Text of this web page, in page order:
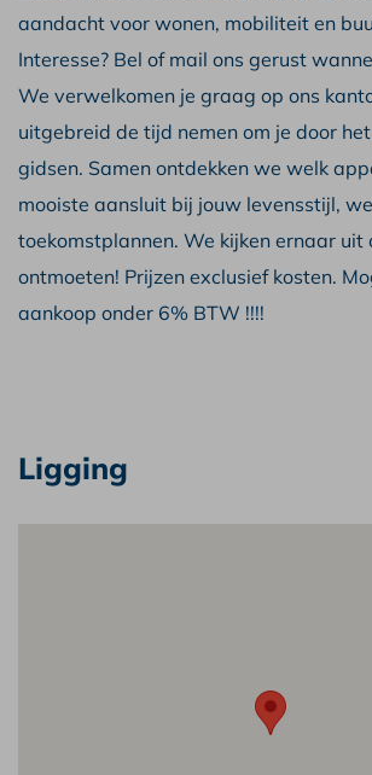
aandacht voor wonen, mobiliteit en
Interesse? Bel of mail ons gerust
We verwelkomen je graag op ons
uitgebreid de tijd nemen om je door
gidsen. Samen ontdekken we welk
mooiste aansluit bij jouw levensstijl,
toekomstplannen. We kijken ernaar uit
ontmoeten! Prijzen exclusief kosten.
aankoop onder 6% BTW !!!!
Ligging